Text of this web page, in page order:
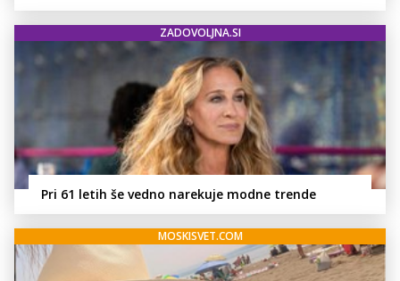
ZADOVOLJNA.SI
Pri 61 letih še vedno narekuje modne trende
MOSKISVET.COM